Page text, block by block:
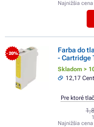
Najnižšia
- 20%
Farba do
- Cartridge
Skladom >
12,17
Najnižšia
Pre ktoré